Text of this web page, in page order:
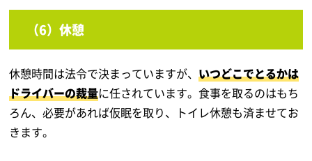
（6）休憩
休憩時間は法令で決まっていますが、いつどこでとるかは
ドライバーの裁量に任されています。食事を取るのはもち
ろん、必要があれば仮眠を取り、トイレ休憩も済ませてお
きます。